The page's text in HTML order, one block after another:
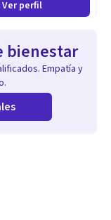
emocionales,
Maestra de
de LAS
Ver perfil
bienestar
Empatía y